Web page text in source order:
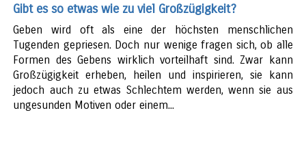
Gibt es so etwas wie zu viel Großzügigkeit?
Geben wird oft als eine der höchsten menschlichen
Tugenden gepriesen. Doch nur wenige fragen sich, ob alle
Formen des Gebens wirklich vorteilhaft sind. Zwar kann
Großzügigkeit erheben, heilen und inspirieren, sie kann
jedoch auch zu etwas Schlechtem werden, wenn sie aus
ungesunden Motiven oder einem...